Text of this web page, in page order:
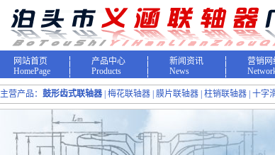
网站首页
HomePage
产品中心
Products
新闻资讯
News
营销网
主营产品： 鼓形齿式联轴器| 梅花联轴器 | 膜片联轴器 | 柱销联轴器 | 十字